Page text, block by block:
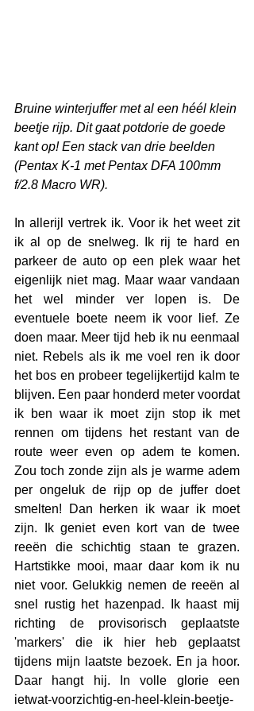
Bruine winterjuffer met al een héél klein
beetje rijp. Dit gaat potdorie de goede
kant op! Een stack van drie beelden
(Pentax K-1 met Pentax DFA 100mm
f/2.8 Macro WR).
In allerijl vertrek ik. Voor ik het weet zit
ik al op de snelweg. Ik rij te hard en
parkeer de auto op een plek waar het
eigenlijk niet mag. Maar waar vandaan
het wel minder ver lopen is. De
eventuele boete neem ik voor lief. Ze
doen maar. Meer tijd heb ik nu eenmaal
niet. Rebels als ik me voel ren ik door
het bos en probeer tegelijkertijd kalm te
blijven. Een paar honderd meter voordat
ik ben waar ik moet zijn stop ik met
rennen om tijdens het restant van de
route weer even op adem te komen.
Zou toch zonde zijn als je warme adem
per ongeluk de rijp op de juffer doet
smelten! Dan herken ik waar ik moet
zijn. Ik geniet even kort van de twee
reeën die schichtig staan te grazen.
Hartstikke mooi, maar daar kom ik nu
niet voor. Gelukkig nemen de reeën al
snel rustig het hazenpad. Ik haast mij
richting de provisorisch geplaatste
'markers' die ik hier heb geplaatst
tijdens mijn laatste bezoek. En ja hoor.
Daar hangt hij. In volle glorie een
ietwat-voorzichtig-en-heel-klein-beetje-